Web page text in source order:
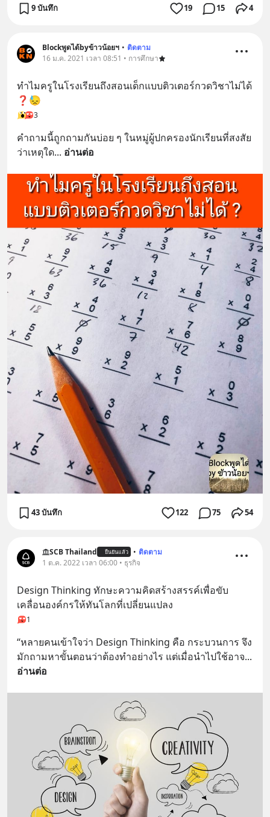
9 บันทึก 19 15 4
Blockพูดได้byข้าวน้อยฯ • ติดตาม
16 ม.ค. 2021 เวลา 08:51 • การศึกษา
ทำไมครูในโรงเรียนถึงสอนเด็กแบบติวเตอร์กวดวิชาไม่ได้
❓😓
3
คำถามนี้ถูกถามกันบ่อย ๆ ในหมู่ผู้ปกครองนักเรียนที่สงสัย
ว่าเหตุใด... อ่านต่อ
43 บันทึก 122 75 54
SCB Thailand ยืนยันแล้ว • ติดตาม
1 ต.ค. 2022 เวลา 06:00 • ธุรกิจ
Design Thinking ทักษะความคิดสร้างสรรค์เพื่อขับ
เคลื่อนองค์กรให้ทันโลกที่เปลี่ยนแปลง
1
“หลายคนเข้าใจว่า Design Thinking คือ กระบวนการ จึง
มักถามหาขั้นตอนว่าต้องทำอย่างไร แต่เมื่อนำไปใช้อาจ
อ่านต่อ